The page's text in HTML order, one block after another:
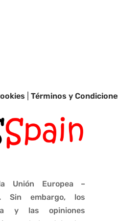
Términos y
Unión Europea –
Sin embargo, los
y las opiniones